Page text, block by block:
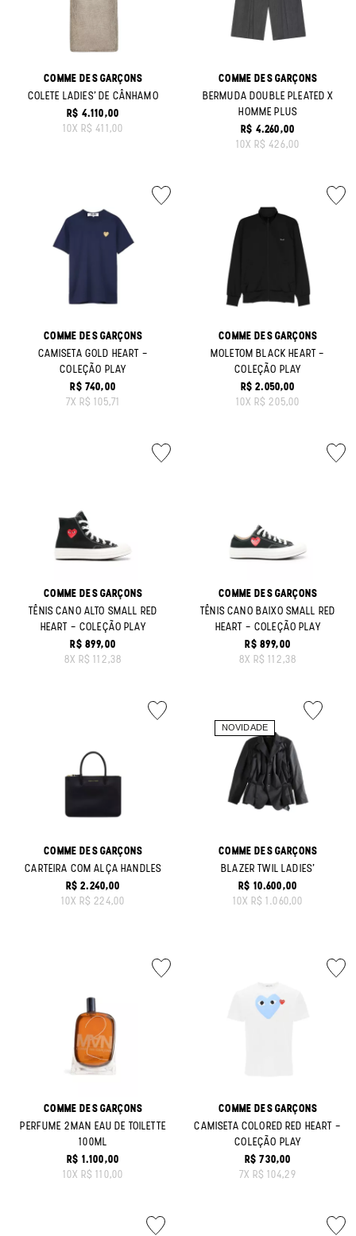
COMME DES GARÇONS
COLETE LADIES' DE CÂNHAMO
ORIGINAL PRICE:
R$ 4.110,00
10X R$ 411,00
COMME DES GARÇONS
BERMUDA DOUBLE PLEATED X
HOMME PLUS
ORIGINAL PRICE:
R$ 4.260,00
10X R$ 426,00
COMME DES GARÇONS
CAMISETA GOLD HEART -
COLEÇÃO PLAY
ORIGINAL PRICE:
R$ 740,00
7X R$ 105,71
COMME DES GARÇONS
MOLETOM BLACK HEART -
COLEÇÃO PLAY
ORIGINAL PRICE:
R$ 2.050,00
10X R$ 205,00
COMME DES GARÇONS
TÊNIS CANO ALTO SMALL RED
HEART - COLEÇÃO PLAY
ORIGINAL PRICE:
R$ 899,00
8X R$ 112,38
COMME DES GARÇONS
TÊNIS CANO BAIXO SMALL RED
HEART - COLEÇÃO PLAY
ORIGINAL PRICE:
R$ 899,00
8X R$ 112,38
COMME DES GARÇONS
CARTEIRA COM ALÇA HANDLES
ORIGINAL PRICE:
R$ 2.240,00
10X R$ 224,00
COMME DES GARÇONS
BLAZER TWIL LADIES'
ORIGINAL PRICE:
R$ 10.600,00
10X R$ 1.060,00
COMME DES GARÇONS
PERFUME 2MAN EAU DE TOILETTE
100ML
ORIGINAL PRICE:
R$ 1.100,00
10X R$ 110,00
COMME DES GARÇONS
CAMISETA COLORED RED HEART -
COLEÇÃO PLAY
ORIGINAL PRICE:
R$ 730,00
7X R$ 104,29